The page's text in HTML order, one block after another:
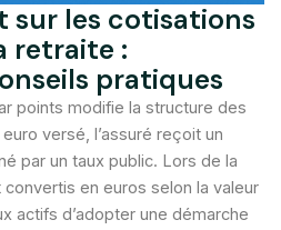
les cotisations
retraite :
pratiques
points modifie la structure des
versé, l’assuré reçoit un
par un taux public. Lors de la
en euros selon la valeur
actifs d’adopter une démarche